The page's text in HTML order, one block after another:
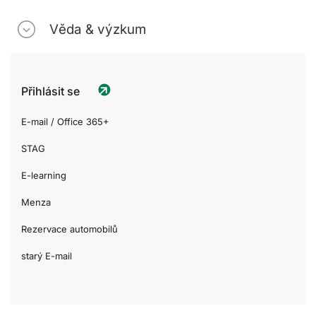
Věda & výzkum
Přihlásit se
E-mail / Office 365+
STAG
E-learning
Menza
Rezervace automobilů
starý E-mail